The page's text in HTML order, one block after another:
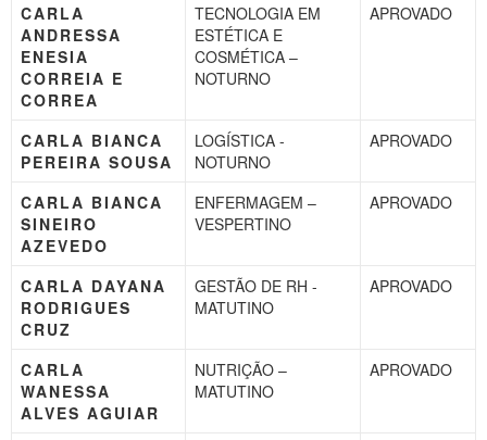
CARLA
ANDRESSA
ENESIA
CORREIA E
CORREA
TECNOLOGIA EM
ESTÉTICA E
COSMÉTICA –
NOTURNO
APROVADO
CARLA BIANCA
PEREIRA SOUSA
LOGÍSTICA -
NOTURNO
APROVADO
CARLA BIANCA
SINEIRO
AZEVEDO
ENFERMAGEM –
VESPERTINO
APROVADO
CARLA DAYANA
RODRIGUES
CRUZ
GESTÃO DE RH -
MATUTINO
APROVADO
CARLA
WANESSA
ALVES AGUIAR
NUTRIÇÃO –
MATUTINO
APROVADO